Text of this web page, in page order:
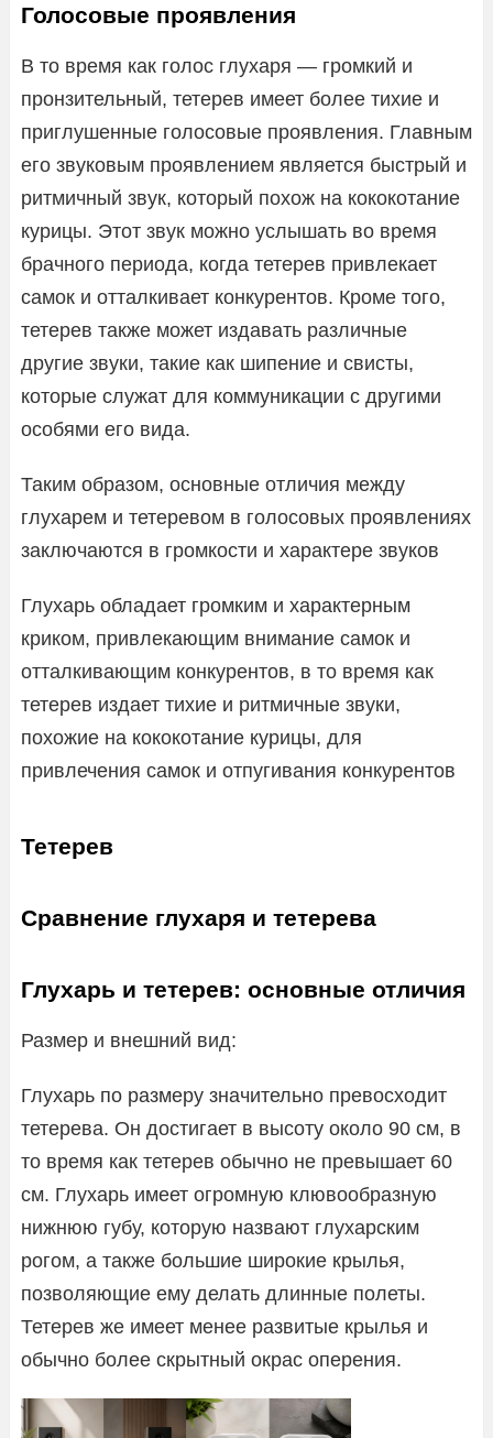
Голосовые проявления
В то время как голос глухаря — громкий и
пронзительный, тетерев имеет более тихие и
приглушенные голосовые проявления. Главным
его звуковым проявлением является быстрый и
ритмичный звук, который похож на кококотание
курицы. Этот звук можно услышать во время
брачного периода, когда тетерев привлекает
самок и отталкивает конкурентов. Кроме того,
тетерев также может издавать различные
другие звуки, такие как шипение и свисты,
которые служат для коммуникации с другими
особями его вида.
Таким образом, основные отличия между
глухарем и тетеревом в голосовых проявлениях
заключаются в громкости и характере звуков
Глухарь обладает громким и характерным
криком, привлекающим внимание самок и
отталкивающим конкурентов, в то время как
тетерев издает тихие и ритмичные звуки,
похожие на кококотание курицы, для
привлечения самок и отпугивания конкурентов
Тетерев
Сравнение глухаря и тетерева
Глухарь и тетерев: основные отличия
Размер и внешний вид:
Глухарь по размеру значительно превосходит
тетерева. Он достигает в высоту около 90 см, в
то время как тетерев обычно не превышает 60
см. Глухарь имеет огромную клювообразную
нижнюю губу, которую назвают глухарским
рогом, а также большие широкие крылья,
позволяющие ему делать длинные полеты.
Тетерев же имеет менее развитые крылья и
обычно более скрытный окрас оперения.